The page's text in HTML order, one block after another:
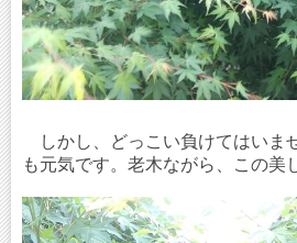
しかし、どっこい負けてはいま
も元気です。老木ながら、この美